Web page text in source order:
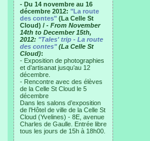
- Du 14 novembre au 16
décembre 2012: "La route
des contes" (La Celle St
Cloud) / - From November
14th to December 15th,
2012: "Tales' trip - La route
des contes"(La Celle St
Cloud):
- Exposition de photographies
et d’artisanat jusqu’au 12
décembre.
- Rencontre avec des élèves
de la Celle St Cloud le 5
décembre
Dans les salons d’exposition
de l’Hôtel de ville de la Celle St
Cloud (Yvelines) - 8E, avenue
Charles de Gaulle. Entrée libre
tous les jours de 15h à 18h00.